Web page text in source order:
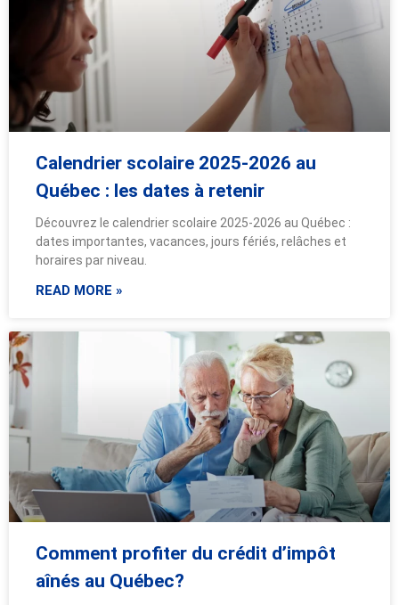
Calendrier scolaire 2025-2026 au
Québec : les dates à retenir
Découvrez le calendrier scolaire 2025-2026 au Québec :
dates importantes, vacances, jours fériés, relâches et
horaires par niveau.
READ MORE »
Comment profiter du crédit d’impôt
aînés au Québec?